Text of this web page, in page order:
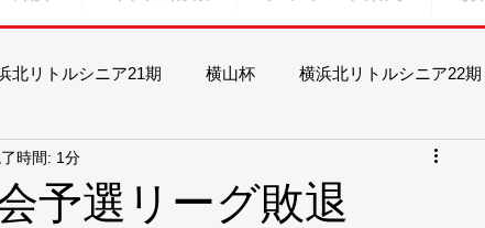
北リトルシニア21期 横山杯 横浜北リトルシニア22期
横浜北リトルシニア24期
予選リーグ敗退
時間: 1分